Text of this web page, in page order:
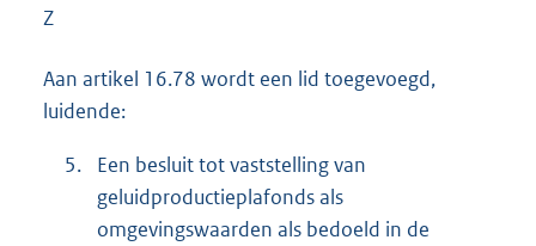
Z
Aan artikel 16.78 wordt een lid toegevoegd,
luidende:
5.
Een besluit tot vaststelling van
geluidproductieplafonds als
omgevingswaarden als bedoeld in de